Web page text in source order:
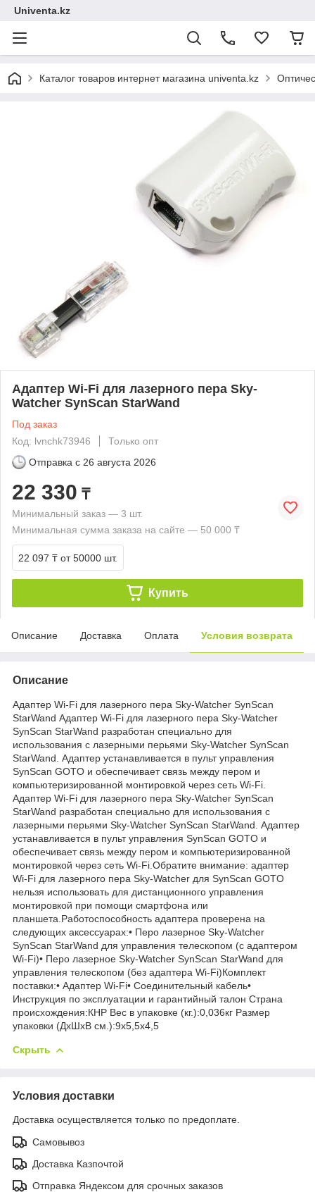
Univenta.kz
Каталог товаров интернет магазина univenta.kz
Адаптер Wi-Fi для лазерного пера Sky-
Watcher SynScan StarWand
Под заказ
Код: lvnchk73946
Только опт
Отправка с 26 августа 2026
22 330 ₸
Минимальный заказ — 3 шт.
Минимальная сумма заказа на сайте — 50 000 ₸
22 097 ₸ от 50000 шт.
Купить
Описание Доставка Оплата Условия возврата
Описание
Адаптер Wi-Fi для лазерного пера Sky-Watcher SynScan
StarWand Адаптер Wi-Fi для лазерного пера Sky-Watcher
SynScan StarWand разработан специально для
использования с лазерными перьями Sky-Watcher SynScan
StarWand. Адаптер устанавливается в пульт управления
SynScan GOTO и обеспечивает связь между пером и
компьютеризированной монтировкой через сеть Wi-Fi.
Адаптер Wi-Fi для лазерного пера Sky-Watcher SynScan
StarWand разработан специально для использования с
лазерными перьями Sky-Watcher SynScan StarWand. Адаптер
устанавливается в пульт управления SynScan GOTO и
обеспечивает связь между пером и компьютеризированной
монтировкой через сеть Wi-Fi.Обратите внимание: адаптер
Wi-Fi для лазерного пера Sky-Watcher для SynScan GOTO
нельзя использовать для дистанционного управления
монтировкой при помощи смартфона или
планшета.Работоспособность адаптера проверена на
следующих аксессуарах:• Перо лазерное Sky-Watcher
SynScan StarWand для управления телескопом (с адаптером
Wi-Fi)• Перо лазерное Sky-Watcher SynScan StarWand для
управления телескопом (без адаптера Wi-Fi)Комплект
поставки:• Адаптер Wi-Fi• Соединительный кабель•
Инструкция по эксплуатации и гарантийный талон Страна
происхождения:КНР Вес в упаковке (кг.):0,036кг Размер
упаковки (ДхШхВ см.):9x5,5x4,5
Скрыть
Условия доставки
Доставка осуществляется только по предоплате.
Самовывоз
Доставка Казпочтой
Отправка Яндексом для срочных заказов